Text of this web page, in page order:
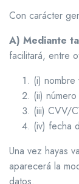
Con carácter
A) Mediante
facilitará, entre
(i) nombre
(ii)
(iii) CVV/
(iv) fecha
Una vez hayas
aparecerá la